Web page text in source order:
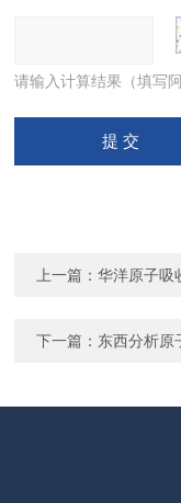
请输入计算结果（填写
上一篇：华洋原子吸
下一篇： 东西分析原